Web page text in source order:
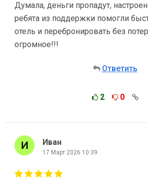
Думала, деньги пропадут,
ребята из поддержки помогли
отель и перебронировать без
огромное!!!
Ответить
2 0
Иван
17 Март 2026 10:39